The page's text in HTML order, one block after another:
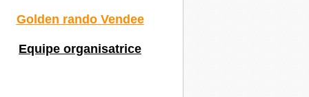
Golden rando Vendee
Equipe organisatrice